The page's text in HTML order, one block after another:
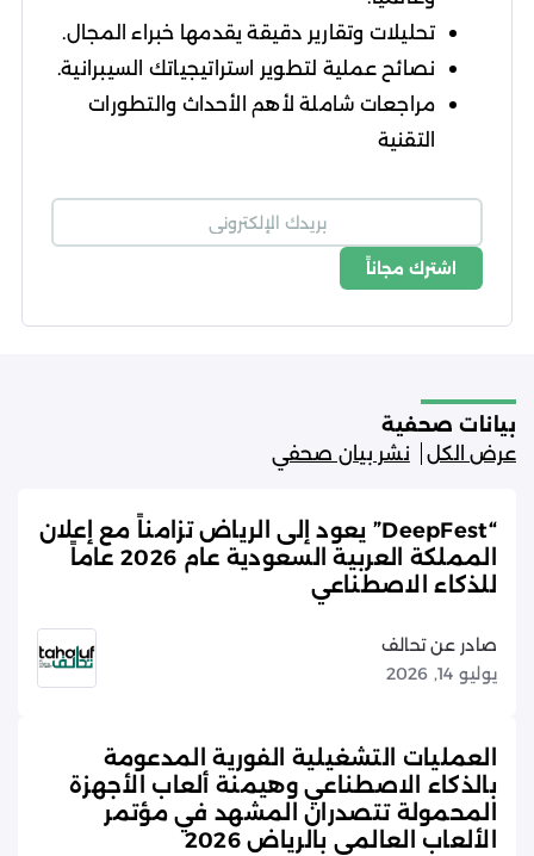
تحليلات وتقارير دقيقة يقدمها خبراء المجال.
نصائح عملية لتطوير استراتيجياتك السيبرانية.
مراجعات شاملة لأهم الأحداث والتطورات
التقنية
اشترك مجاناً
بيانات صحفية
عرض الكل
نشر بيان صحفي
“DeepFest” يعود إلى الرياض تزامناً مع إعلان
المملكة العربية السعودية عام 2026 عاماً
للذكاء الاصطناعي
صادر عن تحالف
يوليو 14, 2026
العمليات التشغيلية الفورية المدعومة
بالذكاء الاصطناعي وهيمنة ألعاب الأجهزة
المحمولة تتصدران المشهد في مؤتمر
الألعاب العالمي بالرياض 2026